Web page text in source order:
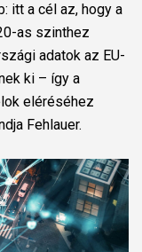
itt a cél az, hogy a
as szinthez
adatok az EU-
ki – így a
eléréséhez
Fehlauer.